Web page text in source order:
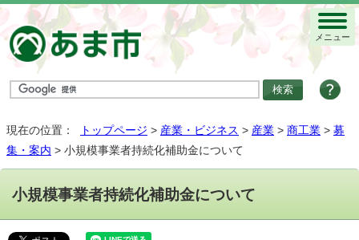
メニュー
現在の位置： トップページ > 産業・ビジネス > 産業 > 商工業 > 募
集・案内 > 小規模事業者持続化補助金について
小規模事業者持続化補助金について